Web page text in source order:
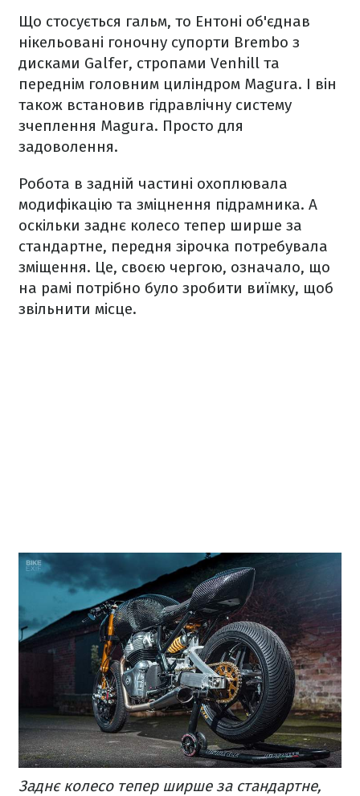
Що стосується гальм, то Ентоні об'єднав
нікельовані гоночну супорти Brembo з
дисками Galfer, стропами Venhill та
переднім головним циліндром Magura. І він
також встановив гідравлічну систему
зчеплення Magura. Просто для
задоволення.
Робота в задній частині охоплювала
модифікацію та зміцнення підрамника. А
оскільки заднє колесо тепер ширше за
стандартне, передня зірочка потребувала
зміщення. Це, своєю чергою, означало, що
на рамі потрібно було зробити виїмку, щоб
звільнити місце.
Заднє колесо тепер ширше за стандартне,